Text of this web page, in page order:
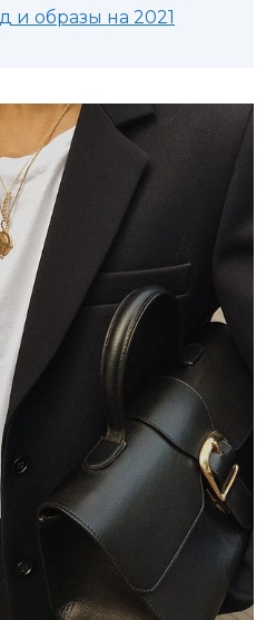
и образы на 2021